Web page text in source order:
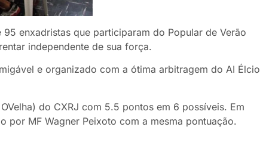
enxadristas que participaram do Popular de Verão
independente de sua força.
e organizado com a ótima arbitragem do AI Élcio
do CXRJ com 5.5 pontos em 6 possíveis. Em
por MF Wagner Peixoto com a mesma pontuação.